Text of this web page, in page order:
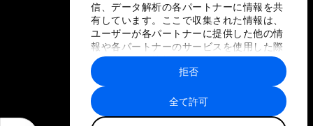
信、データ解析の各パートナーに情報を共
有しています。ここで収集された情報は、
ユーザーが各パートナーに提供した他の情
報や各パートナーのサービスを使用した際
に収集された情報と組み合わされ、各パー
トナーによって使用されることがありま
す。
全て許可
拒否
プライバシーポリシーと利用規約
サイトマップ